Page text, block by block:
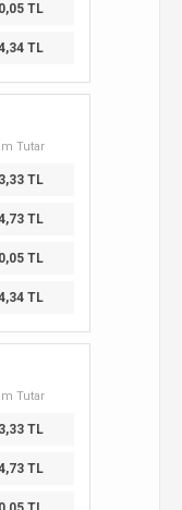
TL
TL
Tutar
TL
TL
TL
TL
Tutar
TL
TL